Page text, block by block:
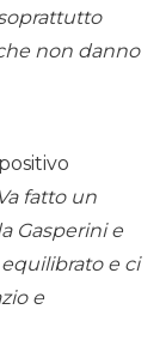
non danno
fatto un
Gasperini e
e ci
e